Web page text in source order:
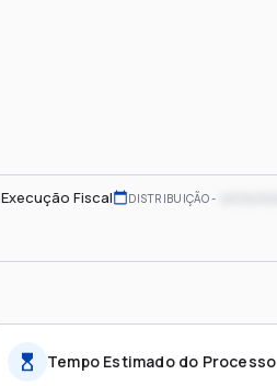
Execução Fiscal DISTRIBUIÇÃO
Tempo Estimado do Processo